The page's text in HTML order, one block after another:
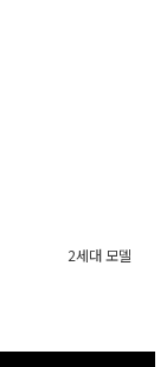
모델